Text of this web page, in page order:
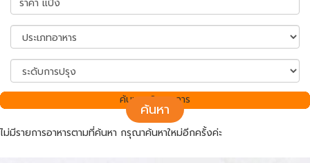
ค้นหา
ไม่มีรายการอาหารตามที่ค้นหา กรุณาค้นหาใหม่อีกครั้งค่ะ
ค้นพบ 0 รายการ